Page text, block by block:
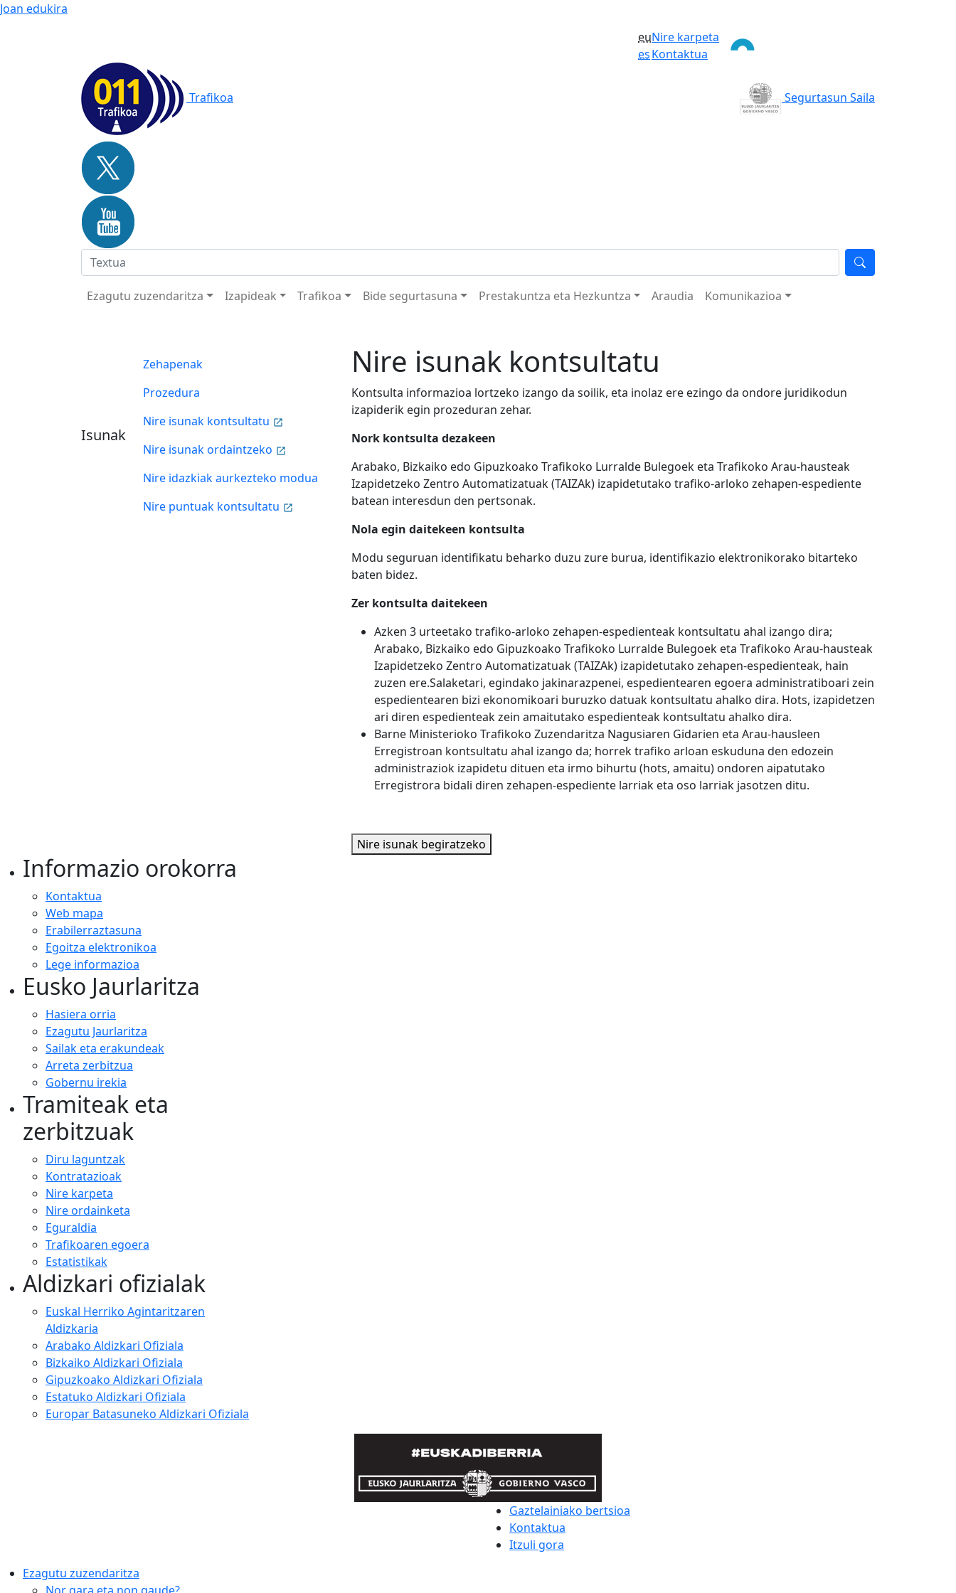
Joan edukira
eu
es
Nire karpeta
Kontaktua
Trafikoa Segurtasun Saila
Ezagutu zuzendaritza Izapideak Trafikoa Bide segurtasuna Prestakuntza eta Hezkuntza Araudia Komunikazioa
Isunak
Zehapenak
Prozedura
Nire isunak kontsultatu
Nire isunak ordaintzeko
Nire idazkiak aurkezteko modua
Nire puntuak kontsultatu
Nire isunak kontsultatu
Kontsulta informazioa lortzeko izango da soilik, eta inolaz ere ezingo da ondore juridikodun
izapiderik egin prozeduran zehar.
Nork kontsulta dezakeen
Arabako, Bizkaiko edo Gipuzkoako Trafikoko Lurralde Bulegoek eta Trafikoko Arau-hausteak
Izapidetzeko Zentro Automatizatuak (TAIZAk) izapidetutako trafiko-arloko zehapen-espediente
batean interesdun den pertsonak.
Nola egin daitekeen kontsulta
Modu seguruan identifikatu beharko duzu zure burua, identifikazio elektronikorako bitarteko
baten bidez.
Zer kontsulta daitekeen
Azken 3 urteetako trafiko-arloko zehapen-espedienteak kontsultatu ahal izango dira;
Arabako, Bizkaiko edo Gipuzkoako Trafikoko Lurralde Bulegoek eta Trafikoko Arau-hausteak
Izapidetzeko Zentro Automatizatuak (TAIZAk) izapidetutako zehapen-espedienteak, hain
zuzen ere.Salaketari, egindako jakinarazpenei, espedientearen egoera administratiboari zein
espedientearen bizi ekonomikoari buruzko datuak kontsultatu ahalko dira. Hots, izapidetzen
ari diren espedienteak zein amaitutako espedienteak kontsultatu ahalko dira.
Barne Ministerioko Trafikoko Zuzendaritza Nagusiaren Gidarien eta Arau-hausleen
Erregistroan kontsultatu ahal izango da; horrek trafiko arloan eskuduna den edozein
administraziok izapidetu dituen eta irmo bihurtu (hots, amaitu) ondoren aipatutako
Erregistrora bidali diren zehapen-espediente larriak eta oso larriak jasotzen ditu.
Nire isunak begiratzeko
Informazio orokorra
Kontaktua
Web mapa
Erabilerraztasuna
Egoitza elektronikoa
Lege informazioa
Eusko Jaurlaritza
Hasiera orria
Ezagutu Jaurlaritza
Sailak eta erakundeak
Arreta zerbitzua
Gobernu irekia
Tramiteak eta
zerbitzuak
Diru laguntzak
Kontratazioak
Nire karpeta
Nire ordainketa
Eguraldia
Trafikoaren egoera
Estatistikak
Aldizkari ofizialak
Euskal Herriko Agintaritzaren
Aldizkaria
Arabako Aldizkari Ofiziala
Bizkaiko Aldizkari Ofiziala
Gipuzkoako Aldizkari Ofiziala
Estatuko Aldizkari Ofiziala
Europar Batasuneko Aldizkari Ofiziala
Gaztelainiako bertsioa
Kontaktua
Itzuli gora
Ezagutu zuzendaritza